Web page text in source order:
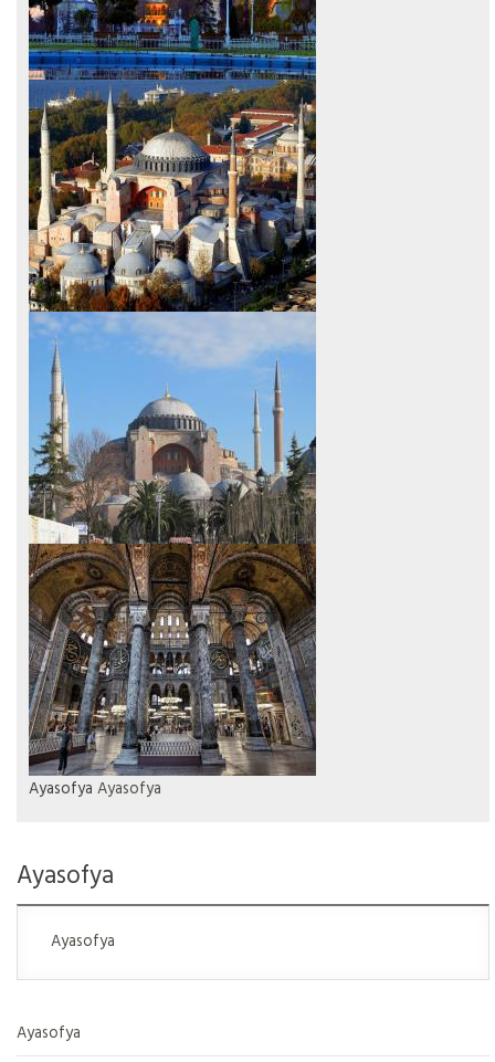
Ayasofya Ayasofya
Ayasofya
Ayasofya
Ayasofya